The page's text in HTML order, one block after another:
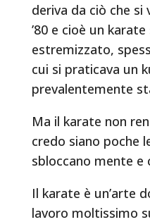
deriva da ciò che si
’80 e cioè un
estremizzato,
cui si praticava un
prevalentemente
Ma il karate non
credo siano poche
sbloccano mente e
Il karate è un’arte
lavoro moltissimo